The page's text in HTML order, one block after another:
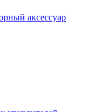
аксессуар